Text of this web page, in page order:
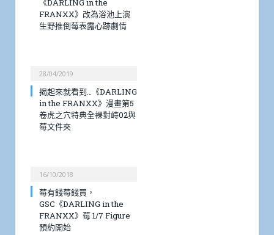
《DARLING in the
FRANXX》改為浴池上演
生野推倒莓表露心跡劇情
28/04/2019
揭起來就看到…《DARLING
in the FRANXX》漫畫第5
卷虎之穴特典全裸對峙02與
莓文件夾
16/10/2018
莓有錢莓錢買，
GSC《DARLING in the
FRANXX》莓 1/7 Figure
預約開始